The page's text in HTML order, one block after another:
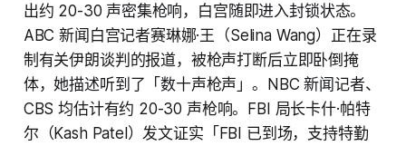
出约 20-30 声密集枪响，白宫随即进入封锁状态。
ABC 新闻白宫记者赛琳娜·王（Selina Wang）正在录
制有关伊朗谈判的报道，被枪声打断后立即卧倒掩
体，她描述听到了「数十声枪声」。NBC 新闻记者、
CBS 均估计有约 20-30 声枪响。FBI 局长卡什·帕特
尔（Kash Patel）发文证实「FBI 已到场，支持特勤